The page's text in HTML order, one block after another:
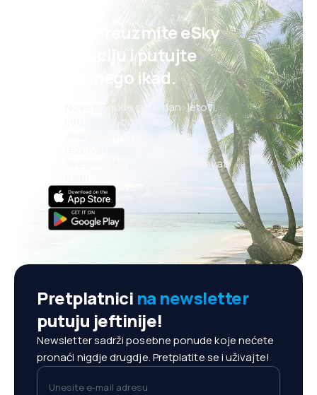
Psst! Preuzmite eSky
aplikaciju i putujte
lakše nego ikad.
Nove ponude svaki dan: letovi,
ljetovanja, putovanja
Jednostavno upravljanje
Sve ono što je važno, na dohvat
Pretplatnici na newsletter
putuju jeftinije!
Newsletter sadrži posebne ponude koje nećete
pronaći nigdje drugdje. Pretplatite se i uživajte!
Unesite e-mail adresu